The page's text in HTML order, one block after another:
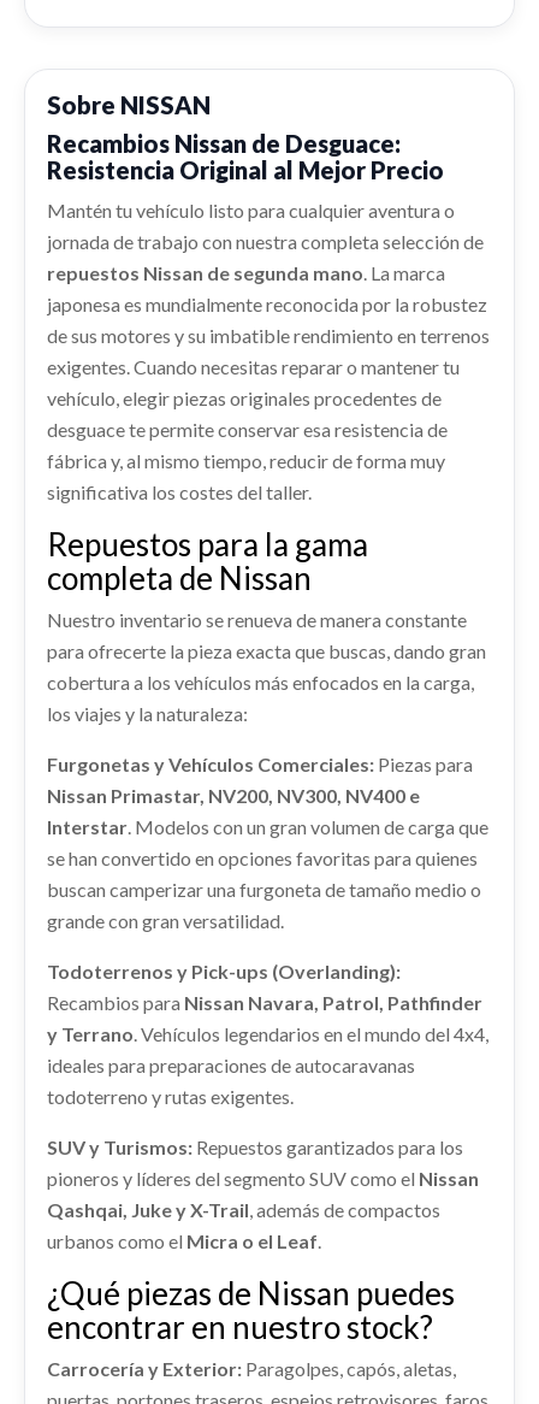
66,28 € shopping_cart
PILOTO DELANTERO IZQUIERDO
261201KL0B
PILOTO DELANTERO IZQUIERDO 261201KL0B
usado.
NISSAN JUKE (F15) ACENTA
Ref: 2392243 OEM: 261201KL0B
99,28 € shopping_cart
PILOTO DELANTERO DERECHO
PILOTO DELANTERO DERECHO 261201KL0B
usado.
NISSAN JUKE (F15) ACENTA
Ref: 2392244 OEM: 261201KL0B
99,28 € shopping_cart
ALETA DELANTERA DERECHA
usado.
NISSAN JUKE (F15) ACENTA
Ref: 2252830 OEM: F31001KKAA
88,28 € shopping_cart
ALETA DELANTERA IZQUIERDA
ALETA DELANTERA IZQUIERDA F31011KKAA
usado.
NISSAN JUKE (F15) ACENTA
Ref: 2252831 OEM: F31011KKAA
88,28 € shopping_cart
PANEL FRONTAL usado.
NISSAN JUKE (F15) ACENTA
Ref: 2252848
CERRADURA PUERTA DELANTERA
IZQUIERDA 80501BA60B
CERRADURA PUERTA DELANTERA... usado.
Ref: 2408912 OEM: 80501BA60B
45,38 € shopping_cart
82500BA60A
CERRADURA PUERTA TRASERA DERECHA...
usado.
NISSAN JUKE (F15) ACENTA
Ref: 2408913 OEM: 82500BA60A
54,18 €
IZQUIERDA 82501BA60A
PORTON TRASERO K01001KAAE
PORTON TRASERO K01001KAAE usado.
NISSAN JUKE (F15) ACENTA
Ref: 2252853 OEM: K01001KAAE
110,28 € shopping_cart
REFUERZO PARAGOLPES TRASERO
850321K11B
REFUERZO PARAGOLPES TRASERO... usado.
NISSAN JUKE (F15) ACENTA
2252862 850321K11B
77,28 €
Consultar
MANGUETA DELANTERA DERECHA
MANGUETA DELANTERA DERECHA usado.
NISSAN JUKE (F15) ACENTA
Ref: 2252846
MANGUETA DELANTERA IZQUIERDA
MANGUETA DELANTERA IZQUIERDA usado.
NISSAN JUKE (F15) ACENTA
Ref: 2252847
Consultar
CENTRALITA MOTOR UCE 237031KH0A usado.
110,28 €
CUADRO INSTRUMENTOS 24810BX90B
CUADRO INSTRUMENTOS 24810BX90B usado.
NISSAN JUKE (F15) ACENTA
Ref: 2252842 OEM: 24810BX90B
77,28 €
SISTEMA NAVEGACION GPS 25915BX80B usado.
NISSAN JUKE (F15) ACENTA
Ref: 2391190
165,28 € shopping_cart
AIRBAG CORTINA DELANTERO DERECHO
AIRBAG CORTINA DELANTERO DERECHO usado.
NISSAN JUKE (F15) ACENTA
Ref: 2252827
Consultar
AIRBAG CORTINA DELANTERO
usado.
NISSAN JUKE (F15) ACENTA
Ref: 2252828
Consultar
AIRBAG DELANTERO IZQUIERDO
AIRBAG DELANTERO IZQUIERDO usado.
2252829
INTERCOOLER
INTERCOOLER usado.
NISSAN JUKE (F15) ACENTA
Consultar
RADIADOR AGUA
RADIADOR AGUA usado.
NISSAN JUKE (F15) ACENTA
Ref: 2252860
DESPIECE MOTOR HR16
DESPIECE MOTOR HR16 usado.
ABS 47660BX80A
ABS 47660BX80A usado.
NISSAN JUKE (F15) ACENTA
Ref: 2252826 OEM: 47660BX80A
110,28 €
AMORTIGUADOR DELANTERO DERECHO
NISSAN JUKE (F15) ACENTA
Ref: 2252832
Consultar
Sobre NISSAN
Recambios Nissan de Desguace:
Resistencia Original al Mejor Precio
Mantén tu vehículo listo para cualquier aventura o
jornada de trabajo con nuestra completa selección de
repuestos Nissan de segunda mano. La marca
japonesa es mundialmente reconocida por la robustez
de sus motores y su imbatible rendimiento en terrenos
exigentes. Cuando necesitas reparar o mantener tu
vehículo, elegir piezas originales procedentes de
desguace te permite conservar esa resistencia de
fábrica y, al mismo tiempo, reducir de forma muy
significativa los costes del taller.
Repuestos para la gama
completa de Nissan
Nuestro inventario se renueva de manera constante
para ofrecerte la pieza exacta que buscas, dando gran
cobertura a los vehículos más enfocados en la carga,
los viajes y la naturaleza:
Furgonetas y Vehículos Comerciales: Piezas para
Nissan Primastar, NV200, NV300, NV400 e
Interstar. Modelos con un gran volumen de carga que
se han convertido en opciones favoritas para quienes
buscan camperizar una furgoneta de tamaño medio o
grande con gran versatilidad.
Todoterrenos y Pick-ups (Overlanding):
Recambios para Nissan Navara, Patrol, Pathfinder
y Terrano. Vehículos legendarios en el mundo del 4x4,
ideales para preparaciones de autocaravanas
todoterreno y rutas exigentes.
SUV y Turismos: Repuestos garantizados para los
pioneros y líderes del segmento SUV como el Nissan
Qashqai, Juke y X-Trail, además de compactos
urbanos como el Micra o el Leaf.
¿Qué piezas de Nissan puedes
encontrar en nuestro stock?
Carrocería y Exterior: Paragolpes, capós, aletas,